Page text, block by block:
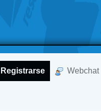
Registrarse Webchat